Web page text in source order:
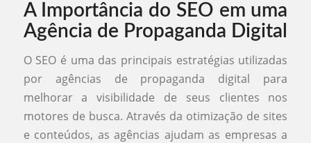
A Importância do SEO em uma
Agência de Propaganda Digital
O SEO é uma das principais estratégias utilizadas
por agências de propaganda digital para
melhorar a visibilidade de seus clientes nos
motores de busca. Através da otimização de sites
e conteúdos, as agências ajudam as empresas a